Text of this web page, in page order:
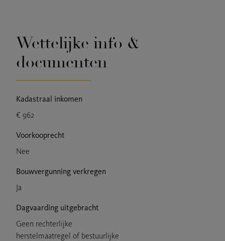
Wettelijke info &
documenten
Kadastraal inkomen
€ 962
Voorkooprecht
Nee
Bouwvergunning verkregen
Ja
Dagvaarding uitgebracht
Geen rechterlijke
herstelmaatregel of bestuurlijke